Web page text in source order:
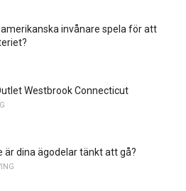
amerikanska invånare spela för att
Westbrook Connecticut
är dina ägodelar tänkt att gå?